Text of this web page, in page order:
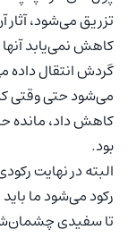
تزریق می‌شود،
کاهش نمی‌یابد آنها
گردش انتقال داده
بود.
البته در نهایت
رکود می‌شود ما
تا سفیدی